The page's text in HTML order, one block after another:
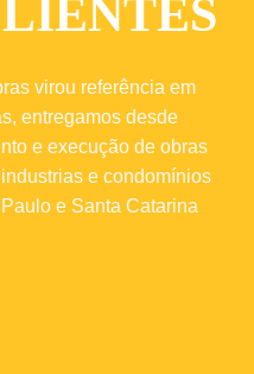
virou referência em
entregamos desde
e execução de obras
e condomínios
e Santa Catarina